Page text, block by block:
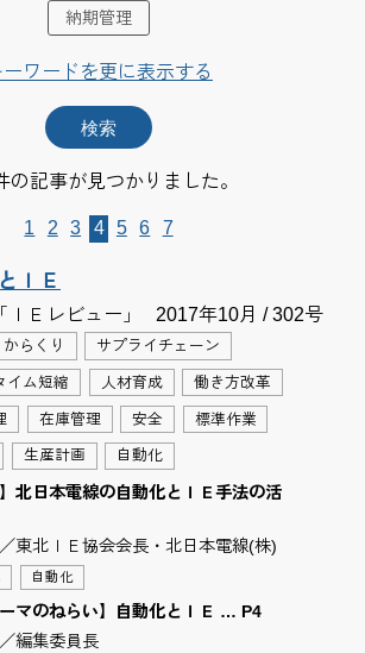
納期管理
ーワードを更に表示する
の記事が見つかりました。
1 2 3 4 5 6 7
ＩＥ
ＩＥレビュー」 2017年10月 / 302号
からくり サプライチェーン
イム短縮 人材育成 働き方改革
在庫管理 安全 標準作業
生産計画 自動化
】北日本電線の自動化とＩＥ手法の活
東北ＩＥ協会会長・北日本電線(株)
自動化
ーマのねらい】自動化とＩＥ … P4
編集委員長